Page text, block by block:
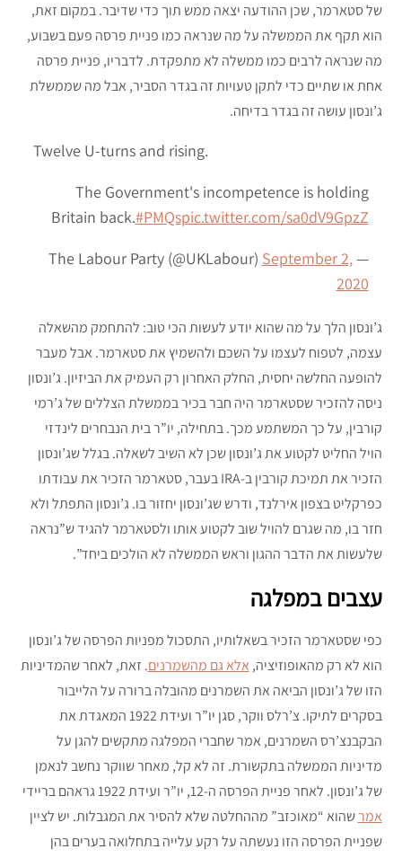
של סטארמר, שכן ההודעה יצאה ממש תוך כדי שדיבר. במקום זאת,
הוא תקף את הממשלה על מה שנראה כמו פניית פרסה פעם בשבוע,
מה שנראה לרבים כמו ממשלה לא מתפקדת. לדבריו, פניית פרסה
אחת או שתיים כדי לתקן טעויות זה בגדר הסביר, אבל מה שממשלת
ג’ונסון עושה זה בגדר בדיחה.
Twelve U-turns and rising.
The Government's incompetence is holding
Britain back.#PMQspic.twitter.com/sa0dV9GpzZ
— The Labour Party (@UKLabour)
September 2,
2020
ג’ונסון הלך על מה שהוא יודע לעשות הכי טוב: להתחמק מהשאלה
עצמה, לטפוח לעצמו על השכם ולהשמיץ את סטארמר. אבל מעבר
להופעה החלשה יחסית, החלק האחרון רק העמיק את הביזיון. ג’ונסון
ניסה להזכיר שסטארמר היה חבר בכיר בממשלת הצללים של ג’רמי
קורבין, על כך המשתמע מכך. בתחילה, יו”ר בית הנבחרים לינדזי
הויל החליט לקטוע את ג’ונסון שכן לא השיב לשאלה. בגלל שג’ונסון
הזכיר את תמיכת קורבין ב-IRA בעבר, סטארמר הזכיר את עבודתו
כפרקליט בצפון אירלנד, ודרש שג’ונסון יחזור בו. ג’ונסון התפתל ולא
חזר בו, מה שגרם להויל שוב לקטוע אותו ולסטארמר להגיד ש”נראה
שלעשות את הדבר ההגון וראש הממשלה לא הולכים ביחד”.
עצבים במפלגה
כפי שסטארמר הזכיר בשאלותיו, התסכול מפניות הפרסה של ג’ונסון
הוא לא רק מהאופוזיציה, אלא גם מהשמרנים. זאת, לאחר שהמדיניות
הזו של ג’ונסון הביאה את השמרנים מהובלה ברורה על הלייבור
בסקרים לתיקו. צ’רלס ווקר, סגן יו”ר ועידת 1922 המאגדת את
הבקבנצ’רס השמרנים, אמר שחברי המפלגה מתקשים להגן על
מדיניות הממשלה בתקשורת. זה לא קל, מאחר שווקר נחשב לנאמן
של ג’ונסון. לאחר פניית הפרסה ה-12, יו”ר ועידת 1922 גראהם בריידי
אמרשהוא “מאוכזב” מההחלטה שלא להסיר את המגבלות. יש לציין
שפניית הפרסה הזו נעשתה על רקע עלייה בתחלואה בערים בהן